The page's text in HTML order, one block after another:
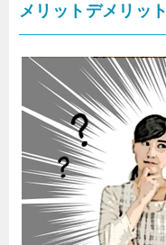
メリットデメリット